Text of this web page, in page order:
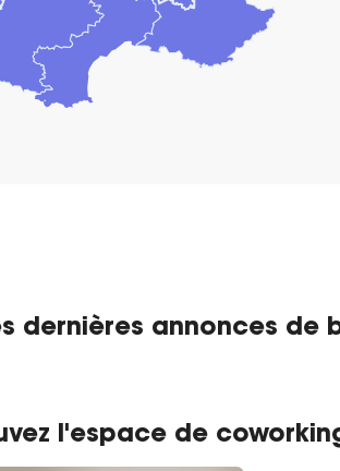
dernières annonces de
l'espace de